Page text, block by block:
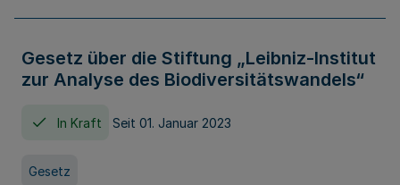
Gesetz über die Stiftung „Leibniz-Institut
zur Analyse des Biodiversitätswandels“
In Kraft Seit 01. Januar 2023
Gesetz